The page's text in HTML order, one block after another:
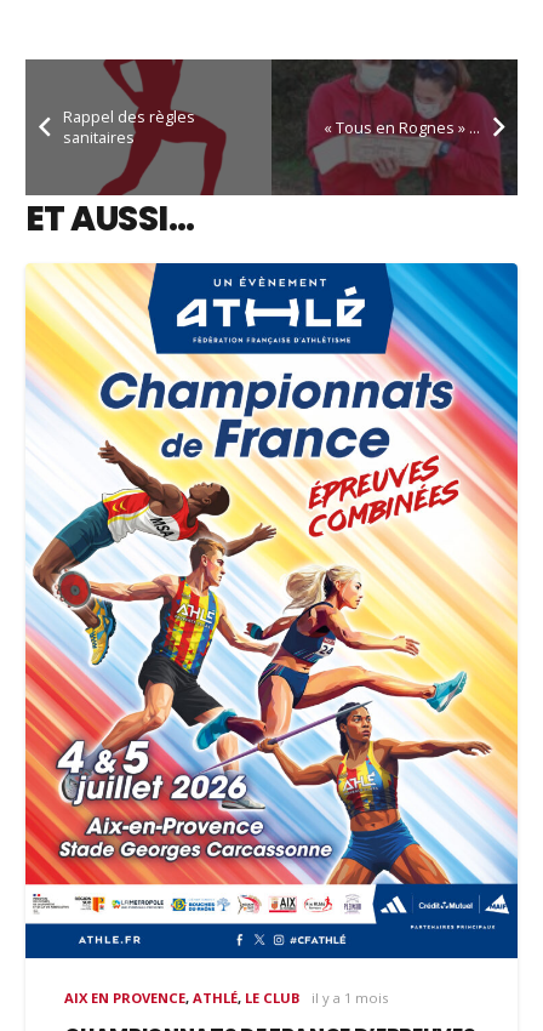
Rappel des règles
sanitaires
« Tous en Rognes » …
ET AUSSI…
AIX EN PROVENCE,ATHLÉ, LE CLUB il y a 1 mois